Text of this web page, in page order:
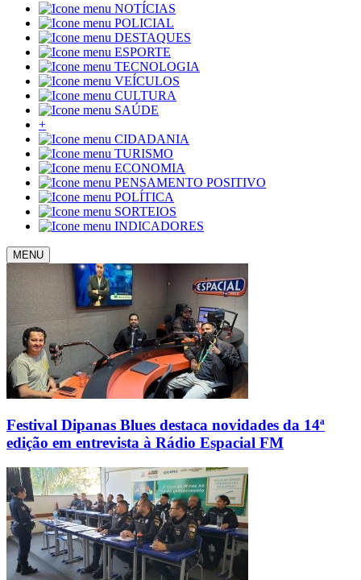
NOTÍCIAS
POLICIAL
DESTAQUES
ESPORTE
TECNOLOGIA
VEÍCULOS
CULTURA
SAÚDE
+
CIDADANIA
TURISMO
ECONOMIA
PENSAMENTO POSITIVO
POLÍTICA
SORTEIOS
INDICADORES
MENU
Festival Dipanas Blues destaca novidades da 14ª
edição em entrevista à Rádio Espacial FM